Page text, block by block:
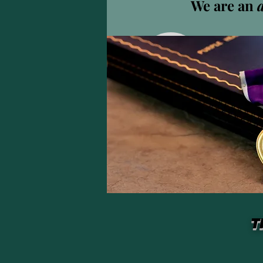
We are an
0 Abonné